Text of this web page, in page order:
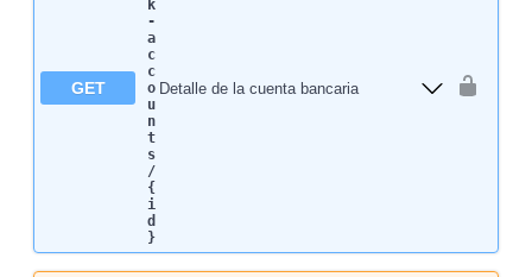
GET
k
-
a
c
c
o
u
n
t
s
/
{
i
d
}
Detalle de la cuenta bancaria